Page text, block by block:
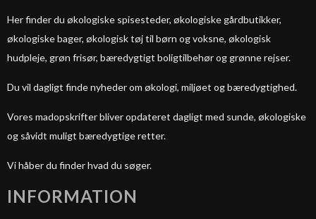
Her finder du økologiske spisesteder, økologiske gårdbutikker,
økologiske bager, økologisk tøj til børn og voksne, økologisk
hudpleje, grøn frisør, bæredygtigt boligtilbehør og grønne rejser.
Du vil dagligt finde nyheder om økologi, miljøet og bæredygtighed.
Vores madopskrifter bliver opdateret dagligt med sunde, økologiske
og såvidt muligt bæredygtige retter.
Vi håber du finder hvad du søger.
INFORMATION